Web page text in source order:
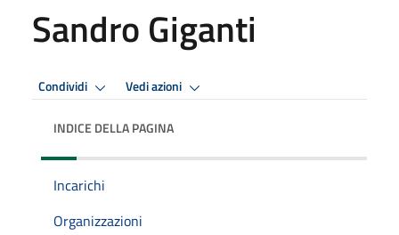
Sandro Giganti
Condividi Vedi azioni
INDICE DELLA PAGINA
Incarichi
Organizzazioni